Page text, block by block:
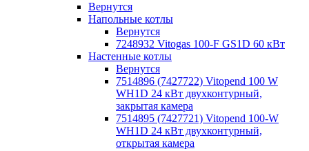
Вернутся
Напольные котлы
Вернутся
7248932 Vitogas 100-F GS1D 60 кВт
Настенные котлы
Вернутся
7514896 (7427722) Vitopend 100 W
WH1D 24 кВт двухконтурный,
закрытая камера
7514895 (7427721) Vitopend 100-W
WH1D 24 кВт двухконтурный,
открытая камера